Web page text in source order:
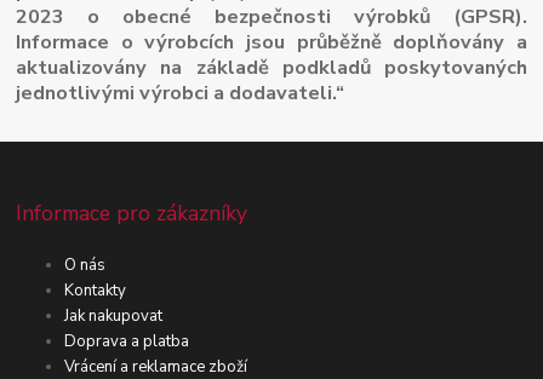
2023 o obecné bezpečnosti výrobků (GPSR).
Informace o výrobcích jsou průběžně doplňovány a
aktualizovány na základě podkladů poskytovaných
jednotlivými výrobci a dodavateli.“
Informace pro zákazníky
O nás
Kontakty
Jak nakupovat
Doprava a platba
Vrácení a reklamace zboží